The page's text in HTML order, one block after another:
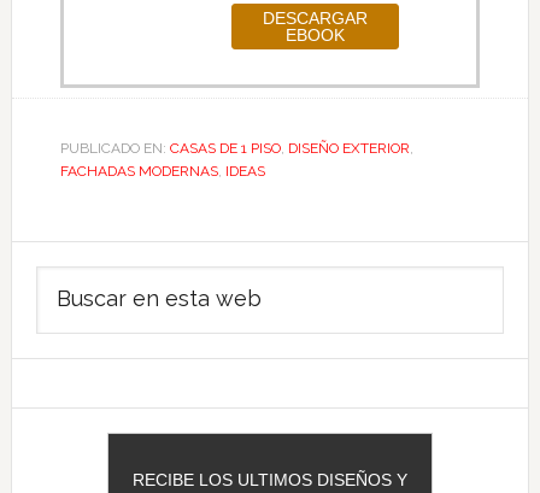
PUBLICADO EN: CASAS DE 1 PISO, DISEÑO EXTERIOR,
FACHADAS MODERNAS, IDEAS
Barra
lateral
principal
RECIBE LOS ULTIMOS DISEÑOS Y